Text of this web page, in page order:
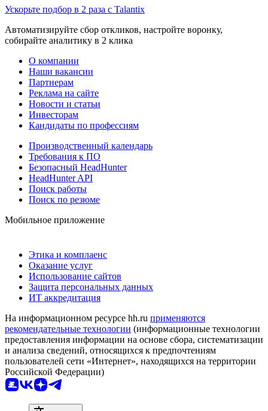
Ускорьте подбор в 2 раза с Talantix
Автоматизируйте сбор откликов, настройте воронку,
собирайте аналитику в 2 клика
О компании
Наши вакансии
Партнерам
Реклама на сайте
Новости и статьи
Инвесторам
Кандидаты по профессиям
Производственный календарь
Требования к ПО
Безопасный HeadHunter
HeadHunter API
Поиск работы
Поиск по резюме
Мобильное приложение
Этика и комплаенс
Оказание услуг
Использование сайтов
Защита персональных данных
ИТ аккредитация
На информационном ресурсе hh.ru применяются
рекомендательные технологии (информационные технологии
предоставления информации на основе сбора, систематизации
и анализа сведений, относящихся к предпочтениям
пользователей сети «Интернет», находящихся на территории
Российской Федерации)